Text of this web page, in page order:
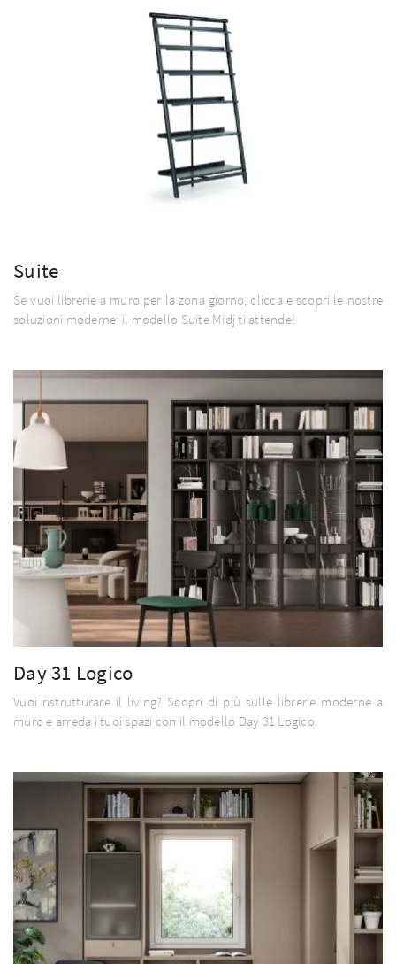
Suite
Se vuoi librerie a muro per la zona giorno, clicca e scopri le nostre
soluzioni moderne: il modello Suite Midj ti attende!
Day 31 Logico
Vuoi ristrutturare il living? Scopri di più sulle librerie moderne a
muro e arreda i tuoi spazi con il modello Day 31 Logico.